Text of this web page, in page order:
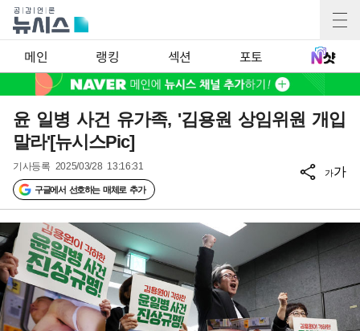
메인 랭킹 섹션 포토
윤 일병 사건 유가족, '김용원 상임위원 개입
말라'[뉴시스Pic]
기사등록 2025/03/28 13:16:31
구글에서 선호하는 매체로 추가
가가